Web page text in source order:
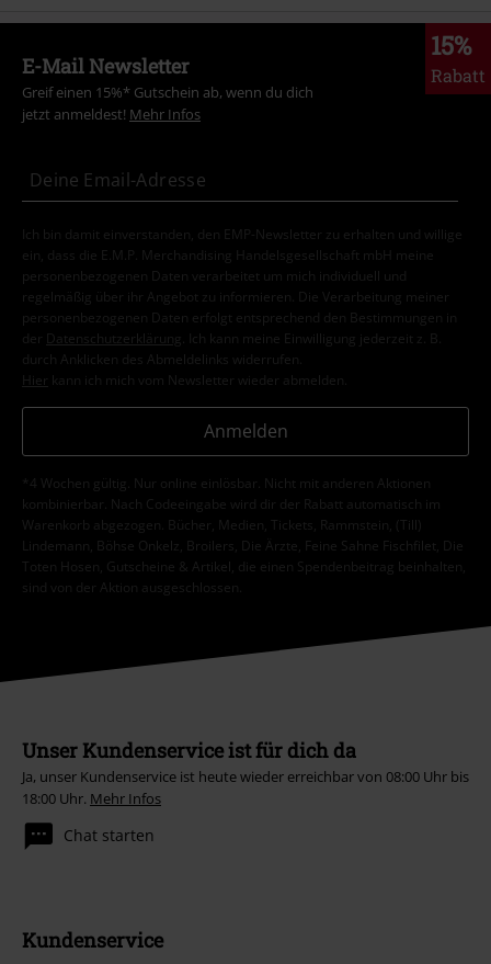
15%
Rabatt
E-Mail Newsletter
Greif einen 15%* Gutschein ab, wenn du dich
jetzt anmeldest! Mehr Infos
Ich bin damit einverstanden, den EMP-Newsletter zu erhalten und willige
ein, dass die E.M.P. Merchandising Handelsgesellschaft mbH meine
personenbezogenen Daten verarbeitet um mich individuell und
regelmäßig über ihr Angebot zu informieren. Die Verarbeitung meiner
personenbezogenen Daten erfolgt entsprechend den Bestimmungen in
der
Datenschutzerklärung
. Ich kann meine Einwilligung jederzeit z. B.
durch Anklicken des Abmeldelinks widerrufen.
Hier kann ich mich vom Newsletter wieder abmelden.
Anmelden
*4 Wochen gültig. Nur online einlösbar. Nicht mit anderen Aktionen
kombinierbar. Nach Codeeingabe wird dir der Rabatt automatisch im
Warenkorb abgezogen. Bücher, Medien, Tickets, Rammstein, (Till)
Lindemann, Böhse Onkelz, Broilers, Die Ärzte, Feine Sahne Fischfilet, Die
Toten Hosen, Gutscheine & Artikel, die einen Spendenbeitrag beinhalten,
sind von der Aktion ausgeschlossen.
Unser Kundenservice ist für dich da
Ja, unser Kundenservice ist heute wieder erreichbar von 08:00 Uhr bis
18:00 Uhr. Mehr Infos
Chat starten
Kundenservice